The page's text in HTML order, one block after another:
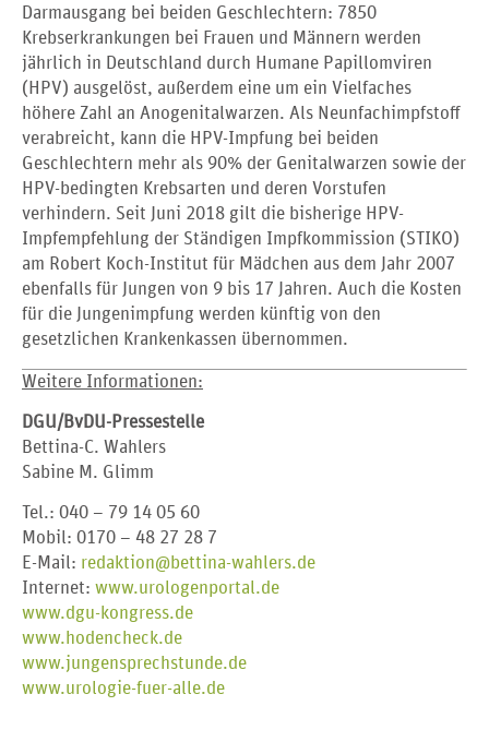
Darmausgang bei beiden Geschlechtern: 7850
Krebserkrankungen bei Frauen und Männern werden
jährlich in Deutschland durch Humane Papillomviren
(HPV) ausgelöst, außerdem eine um ein Vielfaches
höhere Zahl an Anogenitalwarzen. Als Neunfachimpfstoff
verabreicht, kann die HPV-Impfung bei beiden
Geschlechtern mehr als 90% der Genitalwarzen sowie der
HPV-bedingten Krebsarten und deren Vorstufen
verhindern. Seit Juni 2018 gilt die bisherige HPV-
Impfempfehlung der Ständigen Impfkommission (STIKO)
am Robert Koch-Institut für Mädchen aus dem Jahr 2007
ebenfalls für Jungen von 9 bis 17 Jahren. Auch die Kosten
für die Jungenimpfung werden künftig von den
gesetzlichen Krankenkassen übernommen.
Weitere Informationen:
DGU/BvDU-Pressestelle
Bettina-C. Wahlers
Sabine M. Glimm
Tel.: 040 – 79 14 05 60
Mobil: 0170 – 48 27 28 7
E-Mail: redaktion@bettina-wahlers.de
Internet: www.urologenportal.de
www.dgu-kongress.de
www.hodencheck.de
www.jungensprechstunde.de
www.urologie-fuer-alle.de